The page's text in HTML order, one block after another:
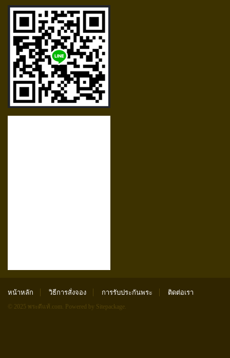
หน้าหลัก วิธีการสั่งจอง การรับประกันพระ ติดต่อเรา
© 2025 พระดีแท้.com. Powered by Sitepackage.